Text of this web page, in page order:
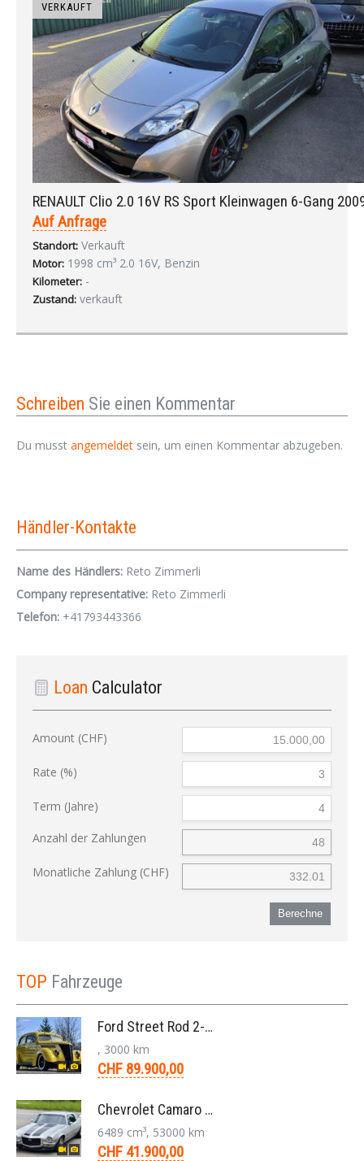
VERKAUFT
RENAULT Clio 2.0 16V RS Sport Kleinwagen 6-Gang
Auf Anfrage
Standort: Verkauft
Motor: 1998 cm³ 2.0 16V, Benzin
Kilometer: -
Zustand: verkauft
Schreiben Sie einen Kommentar
Du musst angemeldet sein, um einen Kommentar abzugeben.
Händler-Kontakte
Name des Händlers: Reto Zimmerli
Company representative: Reto Zimmerli
Telefon: +41793443366
Loan Calculator
Amount (CHF)
Rate (%)
Term (Jahre)
Anzahl der Zahlungen
Monatliche Zahlung (CHF)
Berechne
TOP Fahrzeuge
Ford Street Rod 2-Door V8 Aut. 1937
, 3000 km
CHF 89.900,00
Chevrolet Camaro SS 396 LS3 Coupe Aut. 1971
6489 cm³, 53000 km
CHF 41.900,00